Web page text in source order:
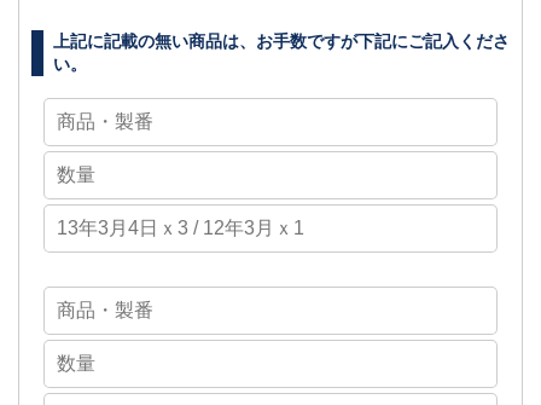
上記に記載の無い商品は、お手数ですが下記にご記入くださ
い。